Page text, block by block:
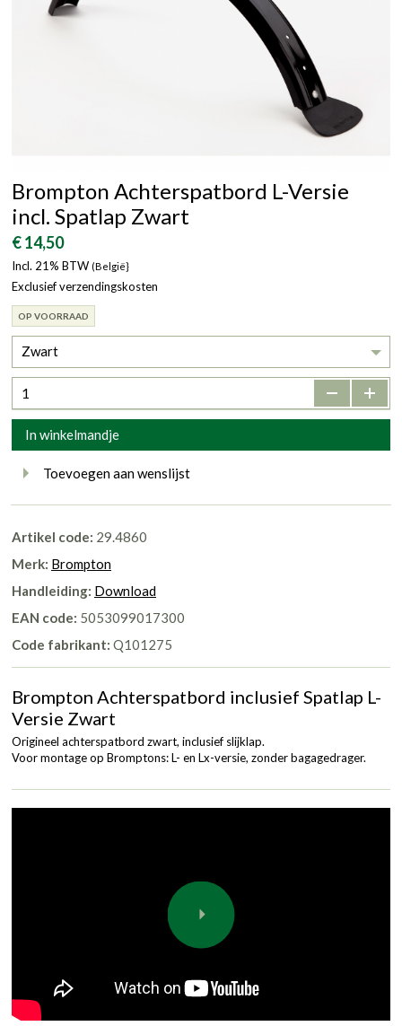
Brompton Achterspatbord L-Versie
incl. Spatlap Zwart
€ 14,50
Incl. 21% BTW (België}
Exclusief verzendingskosten
OP VOORRAAD
Zwart
- +
In winkelmandje
Toevoegen aan wenslijst
Artikel code: 29.4860
Merk: Brompton
Handleiding: Download
EAN code: 5053099017300
Code fabrikant: Q101275
Brompton Achterspatbord inclusief Spatlap L-
Versie Zwart
Origineel achterspatbord zwart, inclusief slijklap.
Voor montage op Bromptons: L- en Lx-versie, zonder bagagedrager.